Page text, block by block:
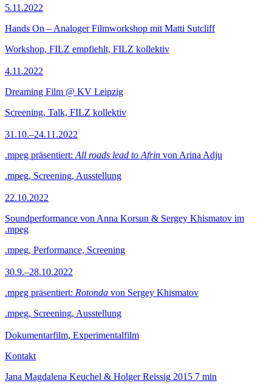
5.11.2022
Hands On – Analoger Filmworkshop mit Matti Sutcliff
Workshop, FILZ empfiehlt, FILZ kollektiv
4.11.2022
Dreaming Film @ KV Leipzig
Screening, Talk, FILZ kollektiv
31.10.–24.11.2022
.mpeg präsentiert: All roads lead to Afrin von Arina Adju
.mpeg, Screening, Ausstellung
22.10.2022
Soundperformance von Anna Korsun & Sergey Khismatov im
.mpeg
.mpeg, Performance, Screening
30.9.–28.10.2022
.mpeg präsentiert: Rotonda von Sergey Khismatov
.mpeg, Screening, Ausstellung
Dokumentarfilm, Experimentalfilm
Kontakt
Jana Magdalena Keuchel & Holger Reissig 2015 7 min